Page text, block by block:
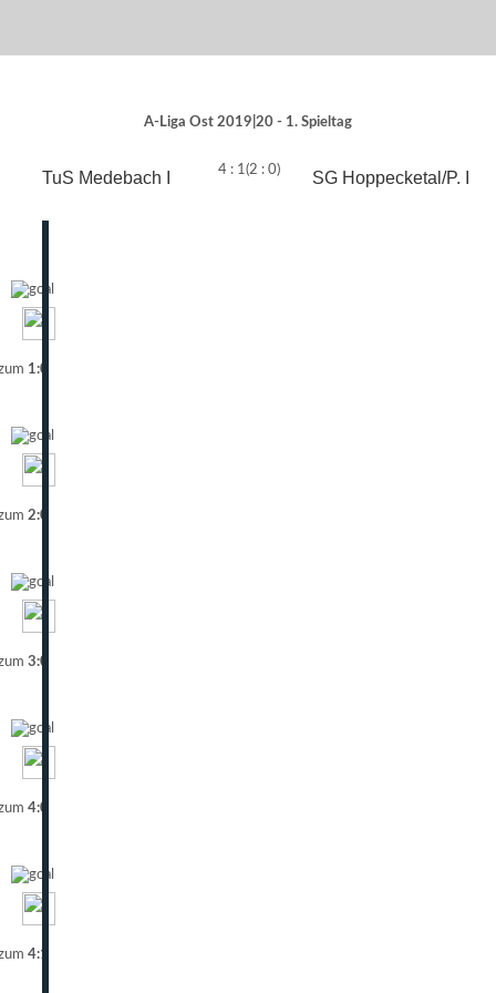
A-Liga Ost 2019|20 - 1. Spieltag
TuS Medebach I 4 : 1(2 : 0) SG Hoppecketal/P. I
1:0
2:0
3:0
4:0
4:1